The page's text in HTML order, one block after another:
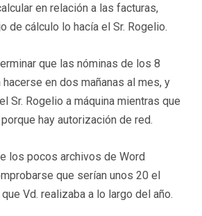
en relación a las facturas,
de cálculo lo hacía el Sr. Rogelio.
que las nóminas de los 8
en dos mañanas al mes, y
Sr. Rogelio a máquina mientras que
hay autorización de red.
los pocos archivos de Word
que serían unos 20 el
Vd. realizaba a lo largo del año.